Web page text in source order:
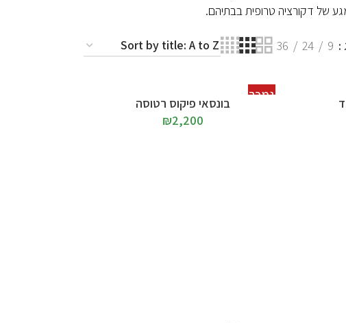
של דקורציה טרופית בבתיהם.
9
24
36
נמכר
בונסאי פיקוס רטוסה
₪2,200